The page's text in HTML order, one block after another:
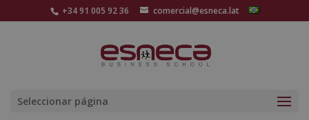
+34 91 005 92 36 comercial@esneca.lat
Seleccionar página